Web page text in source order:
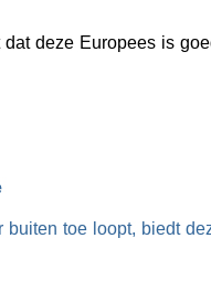
deze Europees is
toe loopt, biedt